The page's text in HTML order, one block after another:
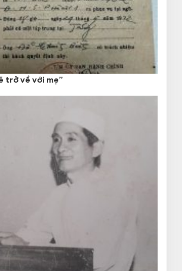
trở về với mẹ”